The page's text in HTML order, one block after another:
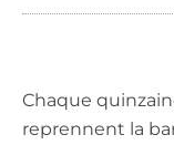
Chaque
reprennent la